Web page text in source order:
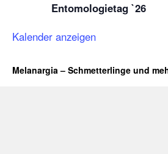
Entomologietag `26
Kalender anzeigen
Melanargia – Schmetterlinge und